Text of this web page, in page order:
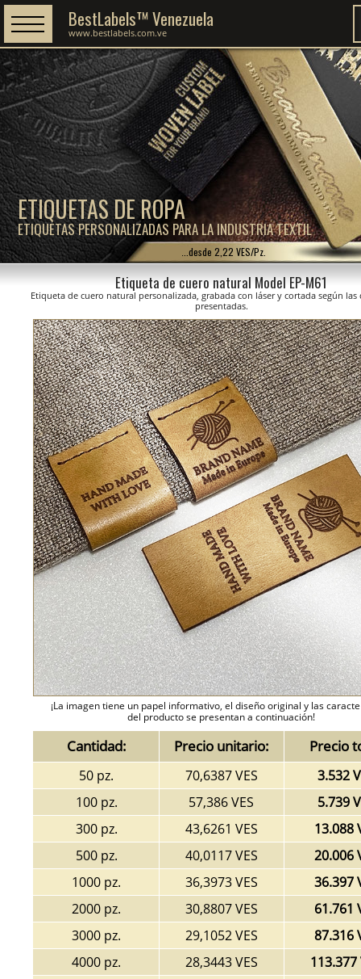
ETIQUETAS DE ROPA
ETIQUETAS PERSONALIZADAS PARA LA INDUSTRIA TEXTIL
BestLabels™ Venezuela
www.bestlabels.com.ve
...desde 2,22 VES/Pz.
Etiqueta de cuero natural Model EP-M61
Etiqueta de cuero natural personalizada, grabada con láser y cortada según las
presentadas.
¡La imagen tiene un papel informativo, el diseño original y las
del producto se presentan a continuación!
Cantidad: Precio unitario: Precio
50 pz. 70,6387 VES
3.532
100 pz.
57,386 VES
5.739
300 pz.
43,6261 VES
13.088
500 pz.
40,0117 VES
20.006
1000 pz.
36,3973 VES
36.397
2000 pz.
30,8807 VES
61.761
3000 pz.
29,1052 VES
87.316
4000 pz.
28,3443 VES
113.377